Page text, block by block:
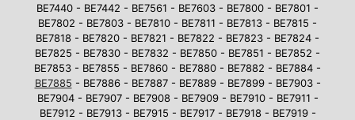
BE7440 - BE7442 - BE7561 - BE7603 - BE7800 - BE7801 -
BE7802 - BE7803 - BE7810 - BE7811 - BE7813 - BE7815 -
BE7818 - BE7820 - BE7821 - BE7822 - BE7823 - BE7824 -
BE7825 - BE7830 - BE7832 - BE7850 - BE7851 - BE7852 -
BE7853 - BE7855 - BE7860 - BE7880 - BE7882 - BE7884 -
BE7885 - BE7886 - BE7887 - BE7889 - BE7899 - BE7903 -
BE7904 - BE7907 - BE7908 - BE7909 - BE7910 - BE7911 -
BE7912 - BE7913 - BE7915 - BE7917 - BE7918 - BE7919 -